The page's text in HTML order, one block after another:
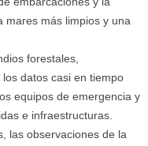
mares más limpios y una
forestales,
datos casi en tiempo
equipos de emergencia y
e infraestructuras.
las observaciones de la